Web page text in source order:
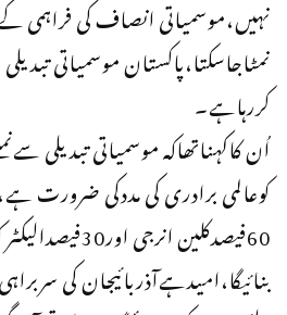
نہیں،موسمیاتی انصاف کی فراہمی
نمٹاجاسکتا،پاکستان موسمیاتی
کررہاہے۔
اُن کاکہناتھاکہ موسمیاتی تبدیلی
کوعالمی برادری کی مددکی ضرورت
60فیصدکلین انرجی
بنائیگا،امیدہےآذربائیجان کی